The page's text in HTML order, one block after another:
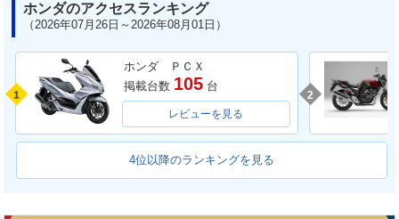
ホンダのアクセスランキング
（2026年07月26日～2026年08月01日）
1
ホンダ ＰＣＸ
掲載台数 105 台
レビューを見る
2
4位以降のランキングを見る